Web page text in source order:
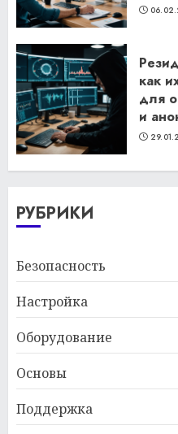
как
для
и
РУБРИКИ
Безопасность
Настройка
Оборудование
Основы
Поддержка